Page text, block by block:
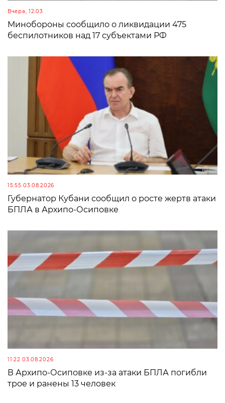
Вчера, 12:03
Минобороны сообщило о ликвидации 475
беспилотников над 17 субъектами РФ
15:55 03.08.2026
Губернатор Кубани сообщил о росте жертв атаки
БПЛА в Архипо-Осиповке
11:22 03.08.2026
В Архипо-Осиповке из-за атаки БПЛА погибли
трое и ранены 13 человек